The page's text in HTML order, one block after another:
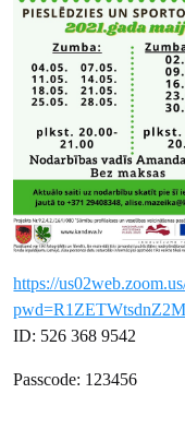
https://
ID: 526 368 9542
Passcode: 123456